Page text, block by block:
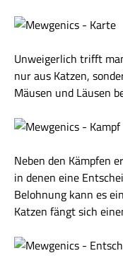
Unweigerlich trifft
nur aus Katzen,
Mäusen und Läusen
Neben den Kämpfen
in denen eine
Belohnung kann es
Katzen fängt sich